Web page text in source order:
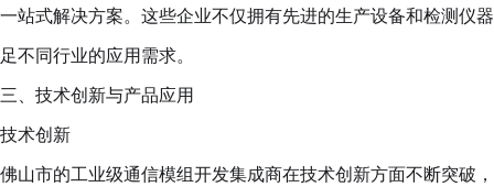
一站式解决方案。这些企业不仅拥有先进的生产设备和检测仪
足不同行业的应用需求。
三、技术创新与产品应用
技术创新
佛山市的工业级通信模组开发集成商在技术创新方面不断突破